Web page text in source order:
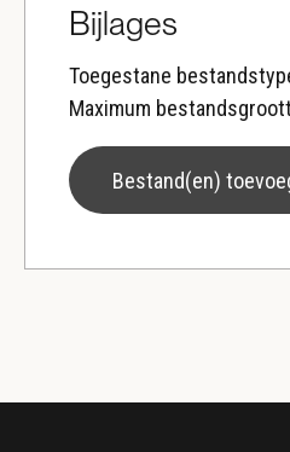
Bijlages
Toegestane
Maximum
Bestand(en)